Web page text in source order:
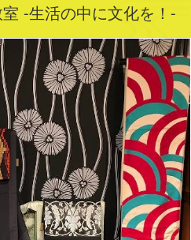
-生活の中に文化を！-